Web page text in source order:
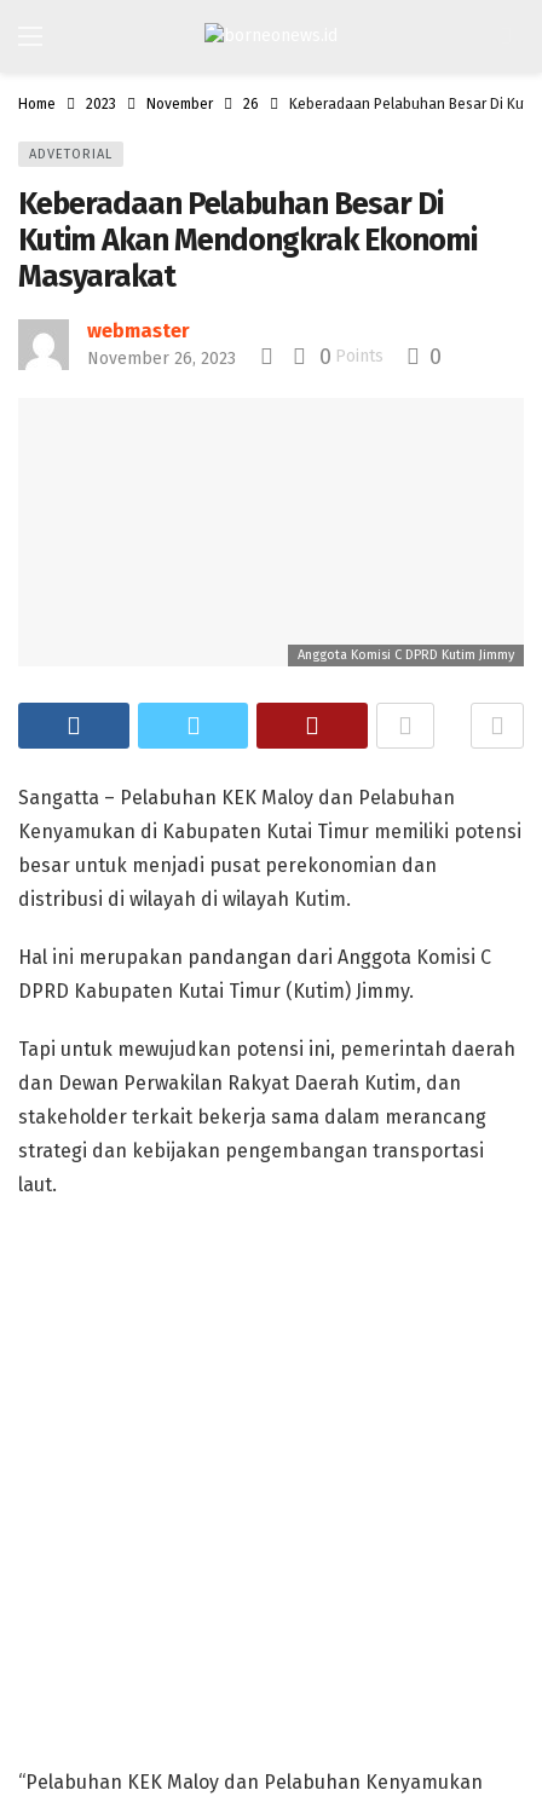
Home 2023 November 26 Keberadaan Pelabuhan Besar Di
ADVETORIAL
Keberadaan Pelabuhan Besar Di
Kutim Akan Mendongkrak Ekonomi
Masyarakat
webmaster
November 26, 2023 0 Points 0
Anggota Komisi C DPRD Kutim Jimmy
Sangatta – Pelabuhan KEK Maloy dan Pelabuhan
Kenyamukan di Kabupaten Kutai Timur memiliki potensi
besar untuk menjadi pusat perekonomian dan
distribusi di wilayah di wilayah Kutim.
Hal ini merupakan pandangan dari Anggota Komisi C
DPRD Kabupaten Kutai Timur (Kutim) Jimmy.
Tapi untuk mewujudkan potensi ini, pemerintah daerah
dan Dewan Perwakilan Rakyat Daerah Kutim, dan
stakeholder terkait bekerja sama dalam merancang
strategi dan kebijakan pengembangan transportasi
laut.
“Pelabuhan KEK Maloy dan Pelabuhan Kenyamukan